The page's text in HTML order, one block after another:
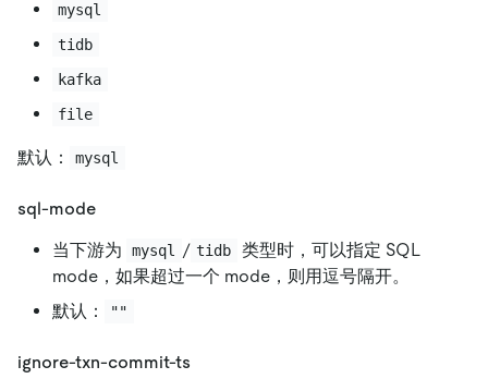
mysql
tidb
kafka
file
默认： mysql
sql-mode
当下游为
mysql / tidb
类型时，可以指定 SQL
mode，如果超过一个 mode，则用逗号隔开。
默认：
""
ignore-txn-commit-ts